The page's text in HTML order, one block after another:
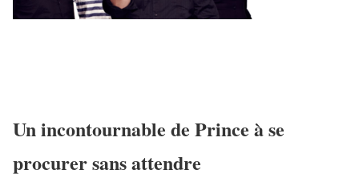
Un incontournable de Prince à se
procurer sans attendre